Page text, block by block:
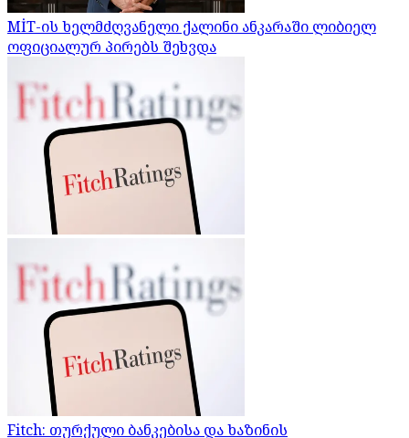
MİT-ის ხელმძღვანელი ქალინი ანკარაში ლიბიელ
ოფიციალურ პირებს შეხვდა
Fitch: თურქული ბანკებისა და ხაზინის